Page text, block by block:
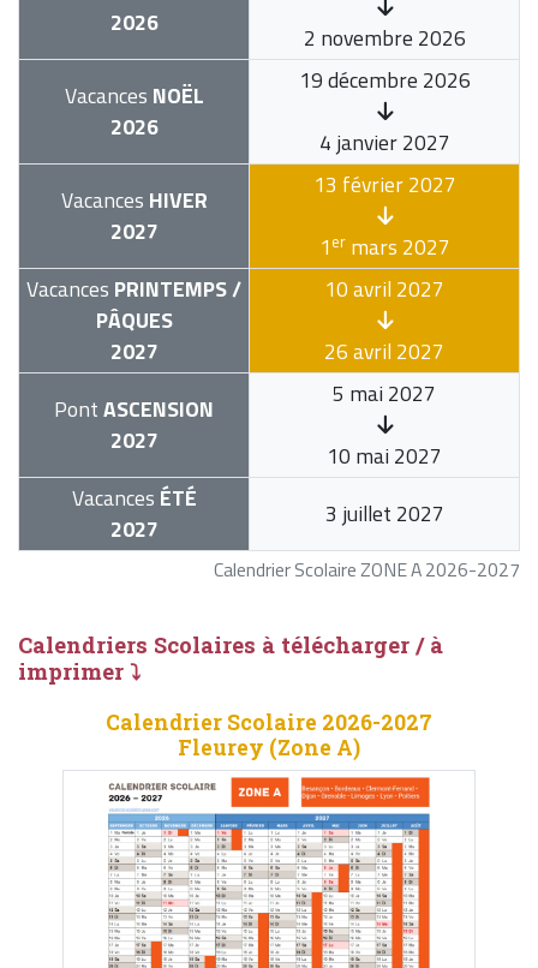
Calendrier Scolaire ZONE A 2026-2027
2026
2 novembre 2026
Vacances NOËL
2026
19 décembre 2026
4 janvier 2027
Vacances HIVER
2027
13 février 2027
1ermars 2027
Vacances PRINTEMPS /
PÂQUES
2027
10 avril 2027
26 avril 2027
PontASCENSION
2027
5 mai 2027
10 mai 2027
Vacances ÉTÉ
2027
3 juillet 2027
Calendriers Scolaires à télécharger / à
imprimer ⤵
Calendrier Scolaire 2026-2027
Fleurey (Zone A)